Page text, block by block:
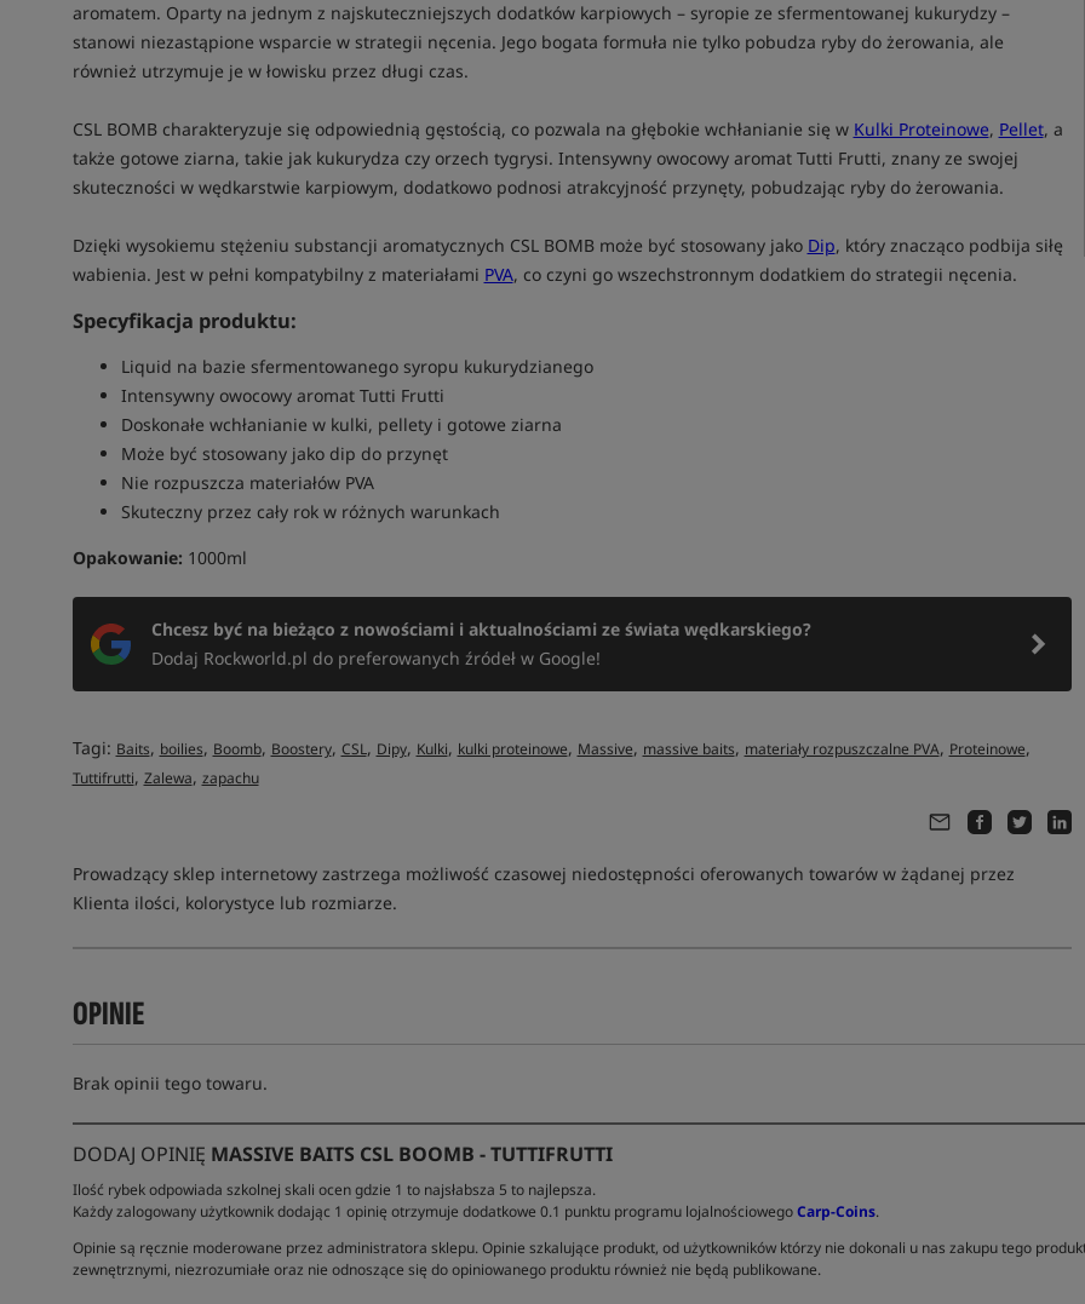
aromatem. Oparty na jednym z najskuteczniejszych dodatków karpiowych – syropie ze sfermentowanej kukurydzy –
stanowi niezastąpione wsparcie w strategii nęcenia. Jego bogata formuła nie tylko pobudza ryby do żerowania, ale
również utrzymuje je w łowisku przez długi czas.
CSL BOMB charakteryzuje się odpowiednią gęstością, co pozwala na głębokie wchłanianie się w Kulki Proteinowe, Pellet, a
także gotowe ziarna, takie jak kukurydza czy orzech tygrysi. Intensywny owocowy aromat Tutti Frutti, znany ze swojej
skuteczności w wędkarstwie karpiowym, dodatkowo podnosi atrakcyjność przynęty, pobudzając ryby do żerowania.
Dzięki wysokiemu stężeniu substancji aromatycznych CSL BOMB może być stosowany jako Dip, który znacząco podbija siłę
wabienia. Jest w pełni kompatybilny z materiałami PVA, co czyni go wszechstronnym dodatkiem do strategii nęcenia.
Specyfikacja produktu:
Liquid na bazie sfermentowanego syropu kukurydzianego
Intensywny owocowy aromat Tutti Frutti
Doskonałe wchłanianie w kulki, pellety i gotowe ziarna
Może być stosowany jako dip do przynęt
Nie rozpuszcza materiałów PVA
Skuteczny przez cały rok w różnych warunkach
Opakowanie: 1000ml
Chcesz być na bieżąco z nowościami i aktualnościami ze świata wędkarskiego?
Dodaj Rockworld.pl do preferowanych źródeł w Google!
Tagi: Baits, boilies, Boomb, Boostery, CSL, Dipy, Kulki, kulki proteinowe, Massive, massive baits, materiały rozpuszczalne PVA, Proteinowe,
Tuttifrutti, Zalewa, zapachu
Prowadzący sklep internetowy zastrzega możliwość czasowej niedostępności oferowanych towarów w żądanej przez
Klienta ilości, kolorystyce lub rozmiarze.
OPINIE
Brak opinii tego towaru.
DODAJ OPINIĘ MASSIVE BAITS CSL BOOMB - TUTTIFRUTTI
Ilość rybek odpowiada szkolnej skali ocen gdzie 1 to najsłabsza 5 to najlepsza.
Każdy zalogowany użytkownik dodając 1 opinię otrzymuje dodatkowe 0.1 punktu programu lojalnościowegoCarp-Coins.
Opinie są ręcznie moderowane przez administratora sklepu. Opinie szkalujące produkt, od użytkowników którzy nie dokonali u nas zakupu tego
zewnętrznymi, niezrozumiałe oraz nie odnoszące się do opiniowanego produktu również nie będą publikowane.